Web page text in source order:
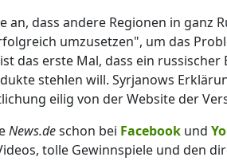
an, dass andere Regionen in ganz
umzusetzen", um das
das erste Mal, dass ein
stehlen will. Syrjanows
eilig von der Website der
News.deschon bei Facebook und
tolle Gewinnspiele und den